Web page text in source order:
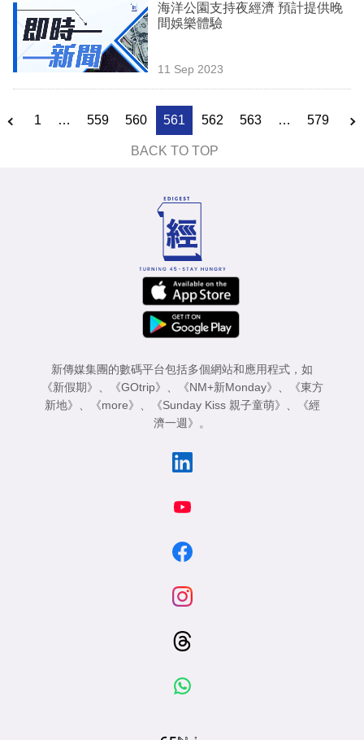
海洋公園支持夜經濟 預計提供晚
間娛樂體驗
11 Sep 2023
1 … 559 560 561 562 563 … 579
BACK TO TOP
新傳媒集團的數碼平台包括多個網站和應用程式，如
《新假期》 、 《GOtrip》 、 《NM+新Monday》 、
《東方
新地》 、 《more》 、 《Sunday Kiss 親子童萌》 、
《經
濟一週》 。